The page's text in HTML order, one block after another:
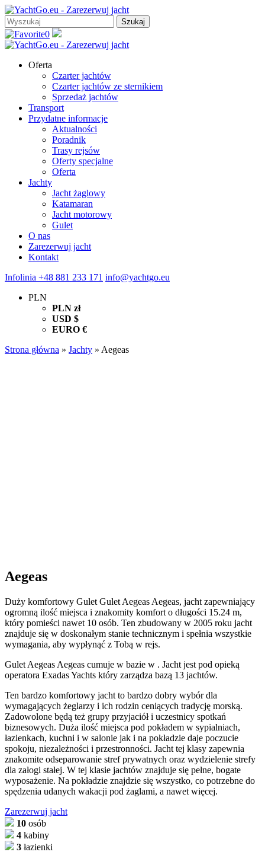
0
Oferta
Czarter jachtów
Czarter jachtów ze sternikiem
Sprzedaż jachtów
Transport
Przydatne informacje
Aktualności
Poradnik
Trasy rejsów
Oferty specjalne
Oferta
Jachty
Jacht żaglowy
Katamaran
Jacht motorowy
Gulet
O nas
Zarezerwuj jacht
Kontakt
Infolinia +48 881 233 171 info@yachtgo.eu
PLN
PLN zł
USD $
EURO €
Strona główna » Jachty » Aegeas
Aegeas
Duży komfortowy Gulet Gulet Aegeas Aegeas, jacht zapewniający
ogromną ilość miejsca i znakomity komfort o długości 15.24 m,
który pomieści nawet 10 osób. Ten zbudowany w 2005 roku jacht
znajduje się w doskonałym stanie technicznym i spełnia wszystkie
wymagania, aby wypłynąć z Tobą w rejs.
Gulet Aegeas Aegeas cumuje w bazie w . Jacht jest pod opieką
operatora Exadas Yachts który zarządza bazą 13 jachtów.
Ten bardzo komfortowy jacht to bardzo dobry wybór dla
wymagających żeglarzy i ich rodzin ceniących tradycję morską.
Zadowolone będą też grupy przyjaciół i uczestnicy spotkań
biznesowych. Duża ilość miejsca pod pokładem w sypialniach,
łazienkach, kuchni i w salonie jak i na pokładzie daje poczucie
spokoju, niezależności i przestronności. Jacht tej klasy zapewnia
znakomite odseparowanie stref prywatnych oraz wydzielenie strefy
dla załogi stałej. W tej klasie jachtów znajduje się pełne, bogate
wyposażenie. Na pokładzie znajdzie się wszystko, co potrzebne do
spędzenia udanych wakacji pod żaglami, a nawet więcej.
Zarezerwuj jacht
10 osób
4 kabiny
3 łazienki